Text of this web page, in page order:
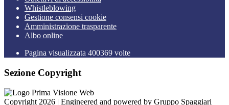
Whistleblowing
Gestione consensi cookie
Amministrazione trasparente
Albo online
Pagina visualizzata 400369 volte
Sezione Copyright
Copyright 2026 | Engineered and powered by Gruppo Spaggiari